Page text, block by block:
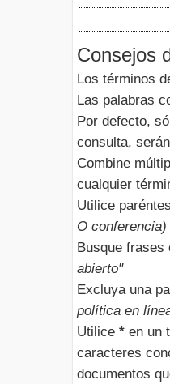
Consejos
Los términos
Las palabras
Por defecto,
consulta,
Combine
cualquier
Utilice
O
Busque
abierto"
Excluya una
política en
Utilice * en un
caracteres
documentos